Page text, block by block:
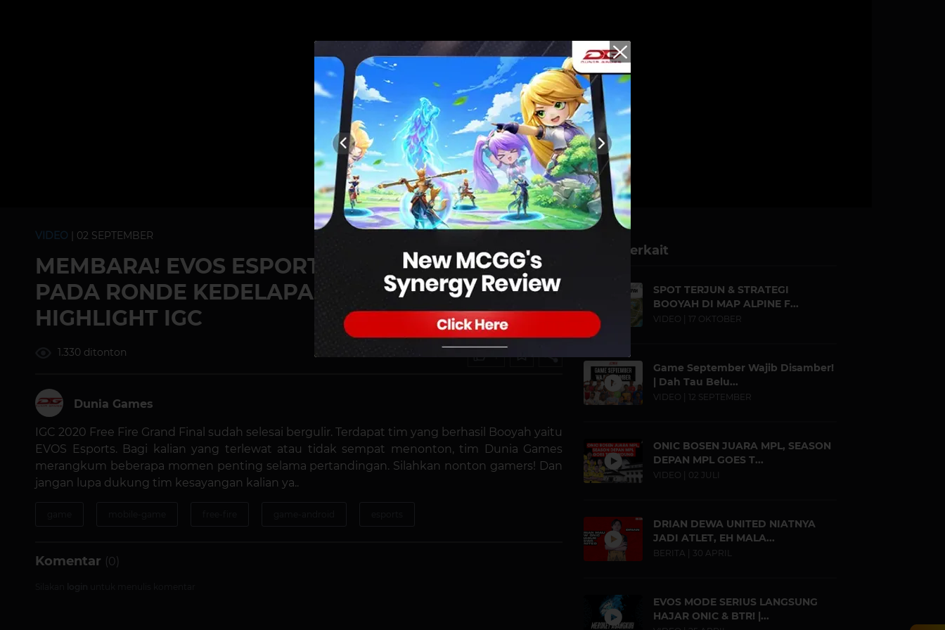
VIDEO | 02 SEPTEMBER
MEMBARA! EVOS ESPORTS RAIH BOOYAH
PADA RONDE KEDELAPAN GRAND FINAL! |
HIGHLIGHT IGC
1.330 ditonton 1
Dunia Games
IGC 2020 Free Fire Grand Final sudah selesai bergulir. Terdapat tim yang berhasil Booyah yaitu
EVOS Esports. Bagi kalian yang terlewat atau tidak sempat menonton, tim Dunia Games
merangkum beberapa momen penting selama pertandingan. Silahkan nonton gamers! Dan
jangan lupa dukung tim kesayangan kalian ya..
Komentar (0)
Video terkait
SPOT TERJUN & STRATEGI
BOOYAH DI MAP ALPINE F...
VIDEO | 17 OKTOBER
Game September Wajib Disamber!
| Dah Tau Belu...
VIDEO | 12 SEPTEMBER
ONIC BOSEN JUARA MPL, SEASON
DEPAN MPL GOES T...
VIDEO | 02 JULI
DRIAN DEWA UNITED NIATNYA
JADI ATLET, EH MALA...
BERITA | 30 APRIL
EVOS MODE SERIUS LANGSUNG
HAJAR ONIC & BTR! |...